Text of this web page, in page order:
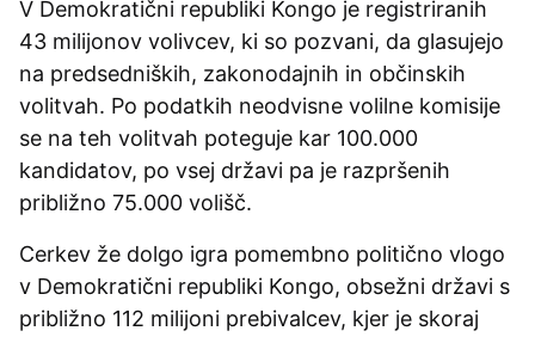
V Demokratični republiki Kongo je registriranih
43 milijonov volivcev, ki so pozvani, da glasujejo
na predsedniških, zakonodajnih in občinskih
volitvah. Po podatkih neodvisne volilne komisije
se na teh volitvah poteguje kar 100.000
kandidatov, po vsej državi pa je razpršenih
približno 75.000 volišč.
Cerkev že dolgo igra pomembno politično vlogo
v Demokratični republiki Kongo, obsežni državi s
približno 112 milijoni prebivalcev, kjer je skoraj